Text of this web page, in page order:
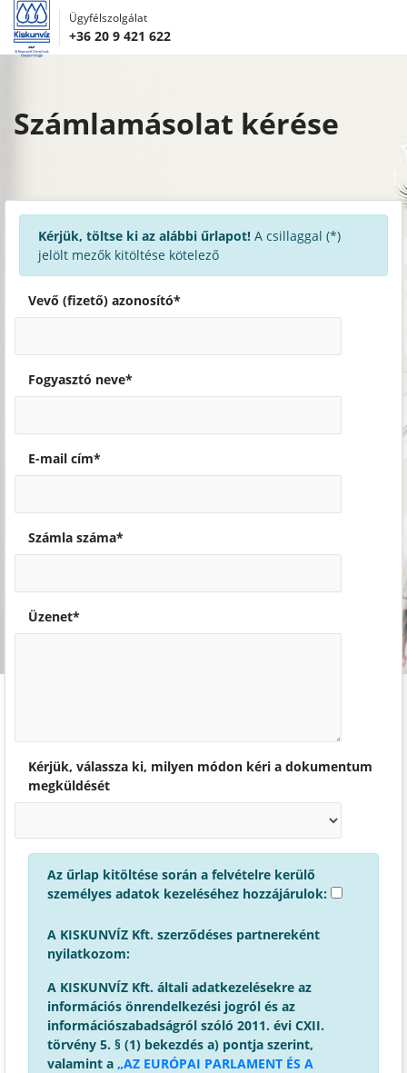
Ügyfélszolgálat
+36 20 9 421 622
Számlamásolat kérése
Kérjük, töltse ki az alábbi űrlapot! A csillaggal (*)
jelölt mezők kitöltése kötelező
Vevő (fizető) azonosító*
Fogyasztó neve*
E-mail cím*
Számla száma*
Üzenet*
Kérjük, válassza ki, milyen módon kéri a dokumentum
megküldését
Az űrlap kitöltése során a felvételre kerülő
személyes adatok kezeléséhez hozzájárulok:
A KISKUNVÍZ Kft. szerződéses partnereként
nyilatkozom:
A KISKUNVÍZ Kft. általi adatkezelésekre az
információs önrendelkezési jogról és az
információszabadságról szóló 2011. évi CXII.
törvény 5. § (1) bekezdés a) pontja szerint,
valamint a „AZ EURÓPAI PARLAMENT ÉS A